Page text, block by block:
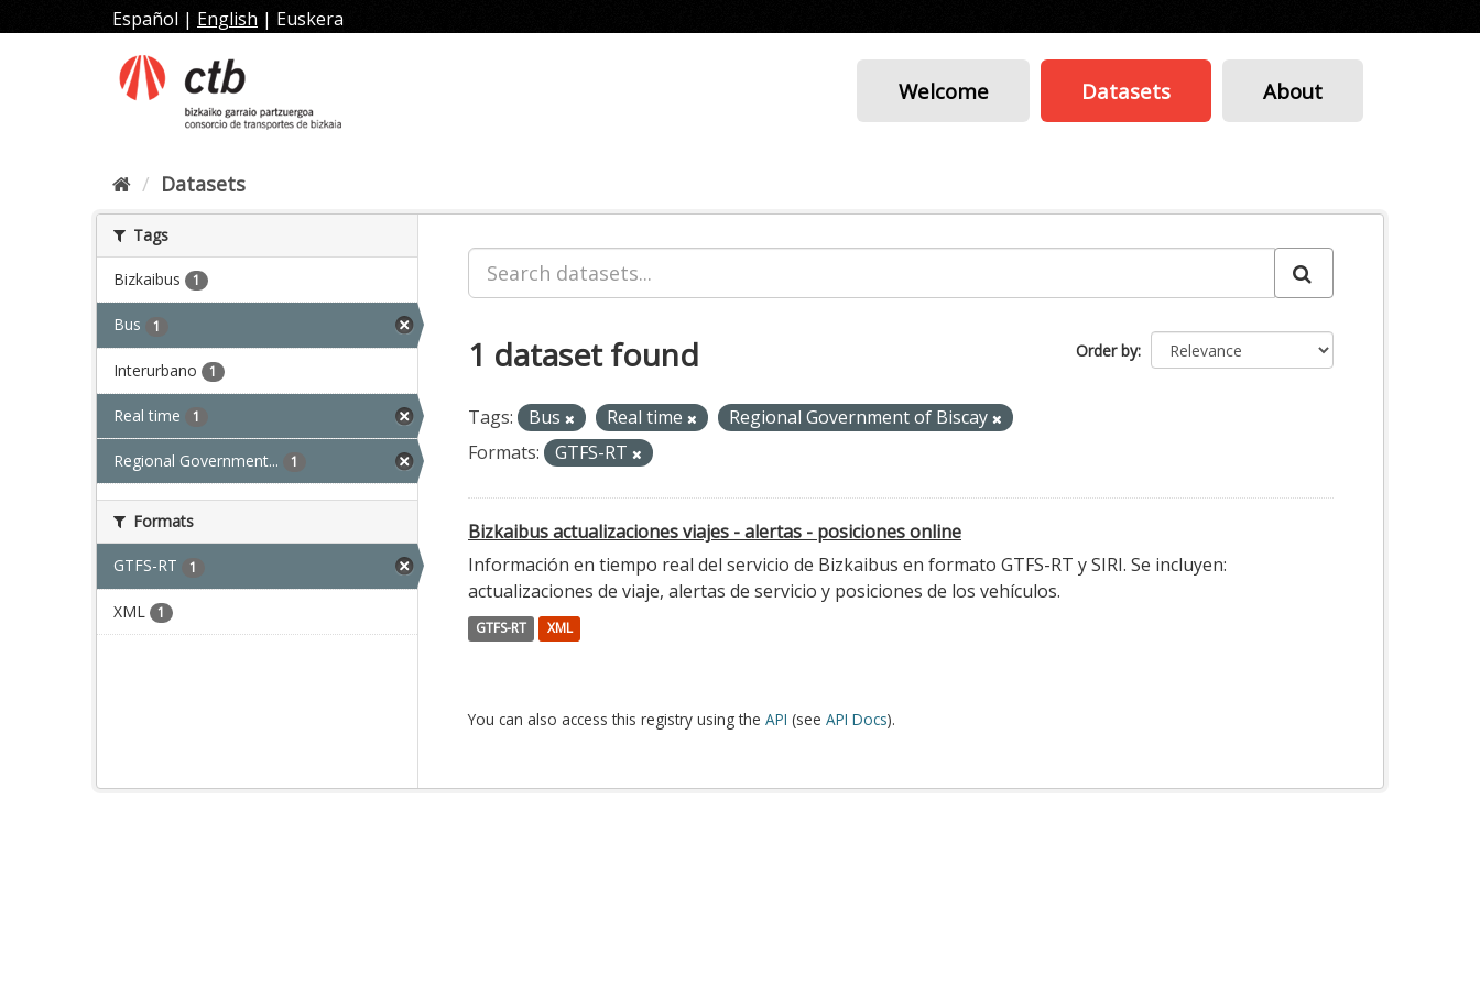
to
Español | English | Euskera
Welcome Datasets About
Datasets
Tags
Bizkaibus 1
Bus 1
Interurbano 1
Real time 1
Regional Government... 1
Formats
GTFS-RT 1
XML 1
Order by
1 dataset found
Tags: Bus Real time
Regional Government of Biscay
Formats:
GTFS-RT
Bizkaibus actualizaciones viajes - alertas - posiciones online
Información en tiempo real del servicio de Bizkaibus en formato GTFS-RT y SIRI. Se incluyen:
actualizaciones de viaje, alertas de servicio y posiciones de los vehículos.
GTFS-RT XML
You can also access this registry using the API (see API Docs).